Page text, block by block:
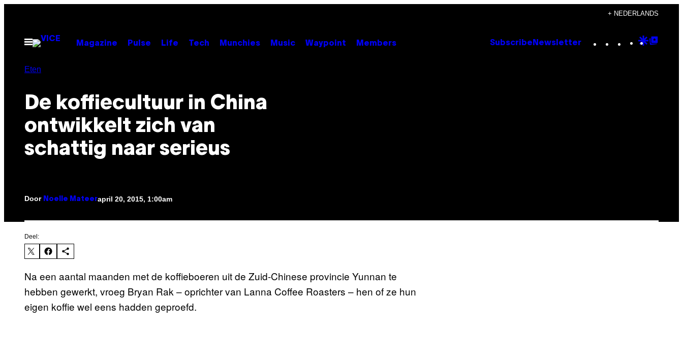
+ NEDERLANDS
Open
menu
Magazine Pulse Life Tech Munchies Music Waypoint Members Subscribe Newsletter Instagram
TikTok
YouTube
Google
Eten
De koffiecultuur in China
ontwikkelt zich van
schattig naar serieus
Door Noelle Mateerapril 20, 2015, 1:00am
Deel:
Na een aantal maanden met de koffieboeren uit de Zuid-Chinese provincie Yunnan te
hebben gewerkt, vroeg Bryan Rak – oprichter van Lanna Coffee Roasters – hen of ze hun
eigen koffie wel eens hadden geproefd.